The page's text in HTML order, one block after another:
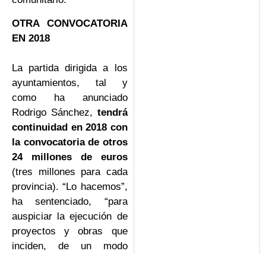
OTRA CONVOCATORIA
EN 2018
La partida dirigida a los
ayuntamientos, tal y
como ha anunciado
Rodrigo Sánchez, tendrá
continuidad en 2018 con
la convocatoria de otros
24 millones de euros
(tres millones para cada
provincia). “Lo hacemos”,
ha sentenciado, “para
auspiciar la ejecución de
proyectos y obras que
inciden, de un modo